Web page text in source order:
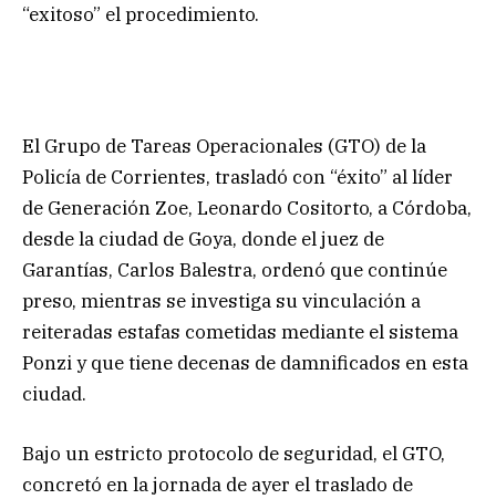
“exitoso” el procedimiento.
El Grupo de Tareas Operacionales (GTO) de la
Policía de Corrientes, trasladó con “éxito” al líder
de Generación Zoe, Leonardo Cositorto, a Córdoba,
desde la ciudad de Goya, donde el juez de
Garantías, Carlos Balestra, ordenó que continúe
preso, mientras se investiga su vinculación a
reiteradas estafas cometidas mediante el sistema
Ponzi y que tiene decenas de damnificados en esta
ciudad.
Bajo un estricto protocolo de seguridad, el GTO,
concretó en la jornada de ayer el traslado de